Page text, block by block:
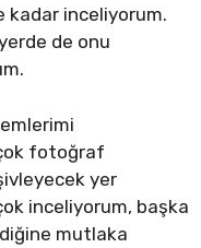
kadar inceliyorum.
de onu
fotoğraf
yer
inceliyorum, başka
mutlaka